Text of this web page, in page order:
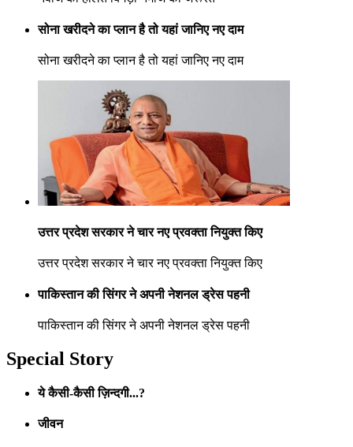
सोना खरीदने का प्लान है तो यहां जानिए नए दाम
सोना खरीदने का प्लान है तो यहां जानिए नए दाम
उत्तर प्रदेश सरकार ने चार नए प्रवक्ता नियुक्त किए
उत्तर प्रदेश सरकार ने चार नए प्रवक्ता नियुक्त किए
पाकिस्तान की सिंगर ने अपनी नेशनल ड्रेस पहनी
पाकिस्तान की सिंगर ने अपनी नेशनल ड्रेस पहनी
Special Story
ये कैसी-कैसी ज़िन्दगी...?
जीवन